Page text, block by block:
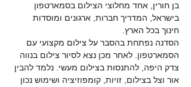
בן חורין, אחד מחלוצי הצילום בסמארטפון
בישראל, המדריך חברות, ארגונים ומוסדות
חינוך בכל הארץ.
הסדנה נפתחת בהסבר על צילום מקצועי עם
הסמארטפון. לאחר מכן נצא לסיור צילום בנווה
צדק היפה, להתנסות בצילום מעשי. נלמד להבין
אור וצל בצילום, זויות, קומפוזיציה ושימוש נכון